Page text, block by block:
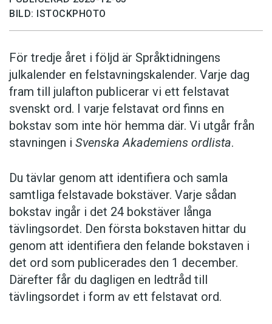
BILD: ISTOCKPHOTO
För tredje året i följd är Språktidningens
julkalender en felstavningskalender. Varje dag
fram till julafton publicerar vi ett felstavat
svenskt ord. I varje felstavat ord finns en
bokstav som inte hör hemma där. Vi utgår från
stavningen i Svenska Akademiens ordlista.
Du tävlar genom att identifiera och samla
samtliga felstavade bokstäver. Varje sådan
bokstav ingår i det 24 bokstäver långa
tävlingsordet. Den första bokstaven hittar du
genom att identifiera den felande bokstaven i
det ord som publicerades den 1 december.
Därefter får du dagligen en ledtråd till
tävlingsordet i form av ett felstavat ord.